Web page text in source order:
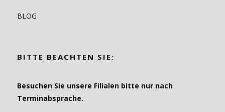
BLOG
BITTE BEACHTEN SIE:
Besuchen Sie unsere Filialen bitte nur nach
Terminabsprache.